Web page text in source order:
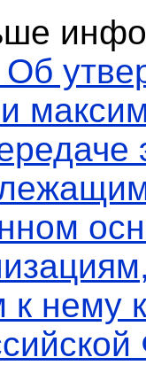
нему